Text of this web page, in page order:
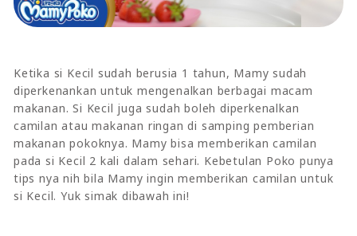
Ketika si Kecil sudah berusia 1 tahun, Mamy sudah
diperkenankan untuk mengenalkan berbagai macam
makanan. Si Kecil juga sudah boleh diperkenalkan
camilan atau makanan ringan di samping pemberian
makanan pokoknya. Mamy bisa memberikan camilan
pada si Kecil 2 kali dalam sehari. Kebetulan Poko punya
tips nya nih bila Mamy ingin memberikan camilan untuk
si Kecil. Yuk simak dibawah ini!